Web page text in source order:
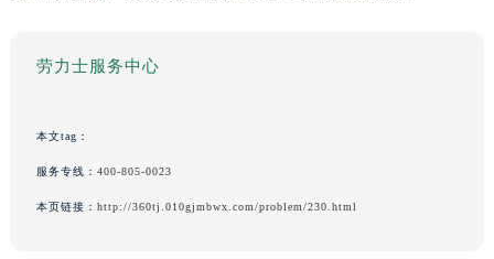
劳力士服务中心
本文tag：
服务专线： 400-805-0023
本页链接： http://360tj.010gjmbwx.com/problem/230.html